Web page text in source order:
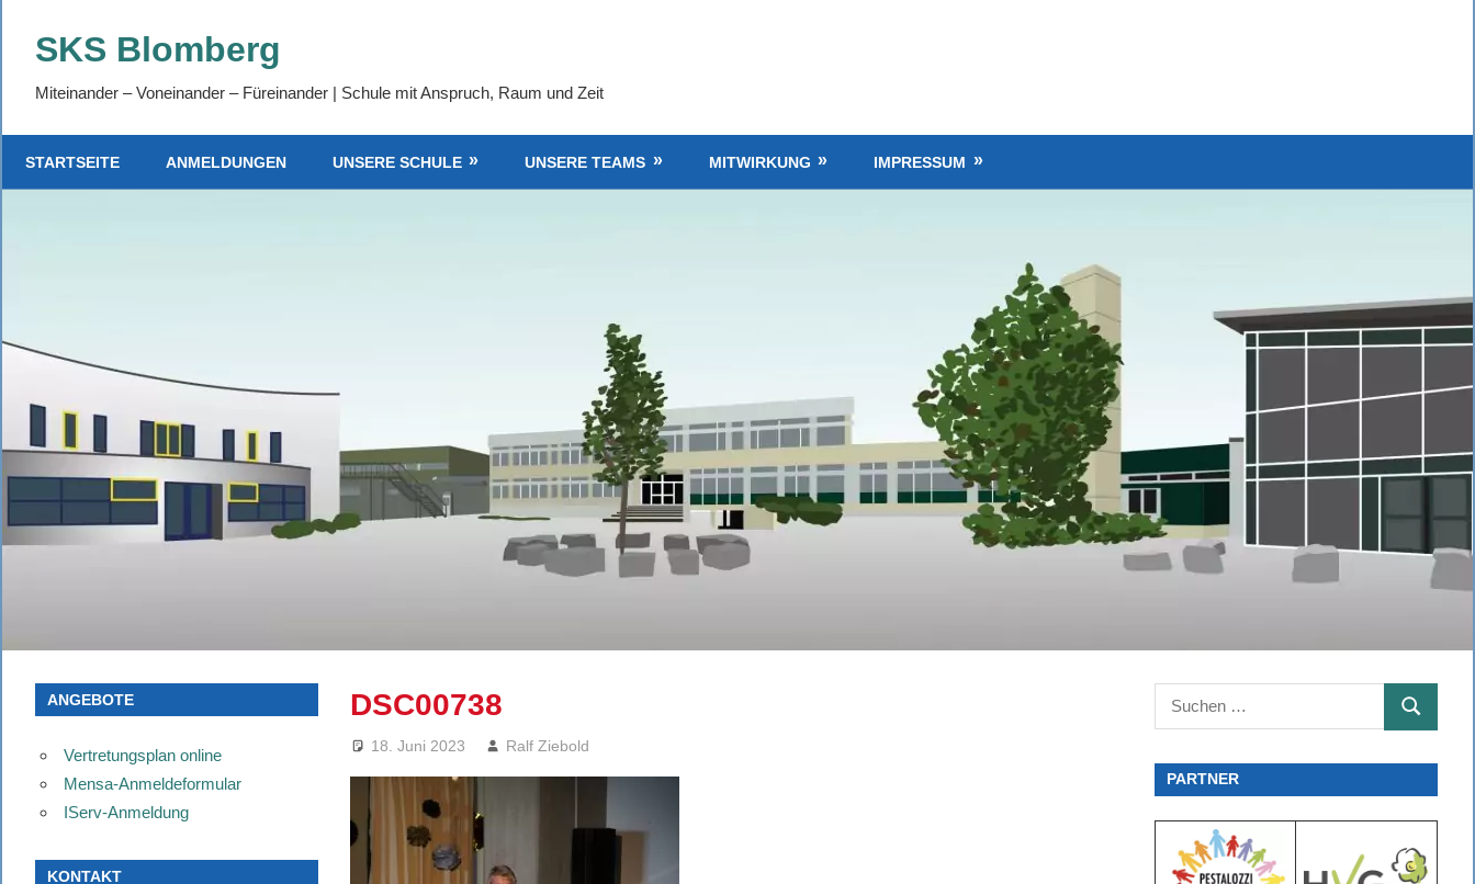
InhaltSKS Blomberg
Miteinander – Voneinander – Füreinander | Schule mit Anspruch, Raum und Zeit
STARTSEITE ANMELDUNGEN UNSERE SCHULE UNSERE TEAMS MITWIRKUNG IMPRESSUM
DSC00738
18. Juni 2023 Ralf Ziebold
ANGEBOTE
Vertretungsplan online
Mensa-Anmeldeformular
IServ-Anmeldung
KONTAKT
Suchen
nach:
SUCHEN
PARTNER